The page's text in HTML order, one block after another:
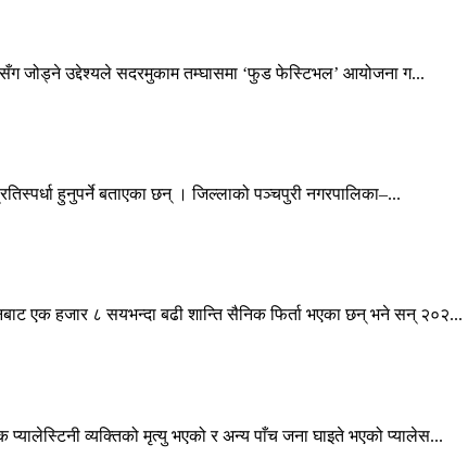
जोड्ने उद्देश्यले सदरमुकाम तम्घासमा ‘फुड फेस्टिभल’ आयोजना ग...
हुनुपर्ने बताएका छन् । जिल्लाको पञ्चपुरी नगरपालिका–...
एक हजार ८ सयभन्दा बढी शान्ति सैनिक फिर्ता भएका छन् भने सन् २०२...
व्यक्तिको मृत्यु भएको र अन्य पाँच जना घाइते भएको प्यालेस...